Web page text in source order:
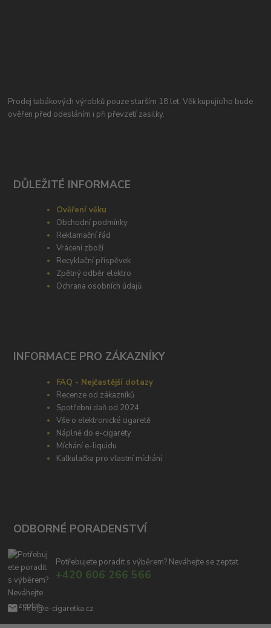
Prodej tabákových výrobků pouze starším 18 let. Věk kupujícího bude
ověřen před odesláním i při převzetí zasilky.
DŮLEŽITÉ INFORMACE
Ověření věku
Obchodní podmínky
Reklamační řád
Vrácení zboží
Recyklační příspěvek
Zpětný odběr elektro
Ochrana osobních údajů
INFORMACE PRO ZÁKAZNÍKY
FAQ - Nejčastější dotazy
Recenze od zákazníků
Spotřební daň od 2024
Vše o elektronické cigaretě
Náplně do e-cigarety
Míchání e-liquidu
Kalkulačka pro vlastní míchání
ODBORNÉ PORADENSTVÍ
Potřebujete poradit s výběrem? Neváhejte se zeptat
+420 606 266 566
info@e-cigaretka.cz